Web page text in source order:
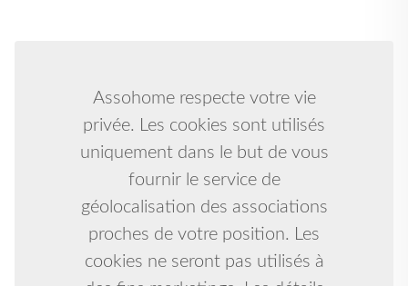
Assohome respecte votre vie
privée. Les cookies sont utilisés
uniquement dans le but de vous
fournir le service de
géolocalisation des associations
proches de votre position. Les
cookies ne seront pas utilisés à